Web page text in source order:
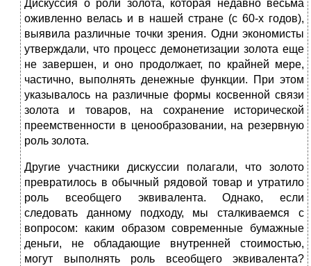
Дискуссия о роли золота, которая недавно весьма
оживленно велась и в нашей стране (с 60-х годов),
выявила различные точки зрения. Одни экономисты
утверждали, что процесс демонетизации золота еще
не завершен, и оно продолжает, по крайней мере,
частично, выполнять денежные функции. При этом
указывалось на различные формы косвенной связи
золота и товаров, на сохранение исторической
преемственности в ценообразовании, на резервную
роль золота.
Другие участники дискуссии полагали, что золото
превратилось в обычный рядовой товар и утратило
роль всеобщего эквивалента. Однако, если
следовать данному подходу, мы сталкиваемся с
вопросом: каким образом современные бумажные
деньги, не обладающие внутренней стоимо­стью,
могут выполнять роль всеобщего эквивалента?